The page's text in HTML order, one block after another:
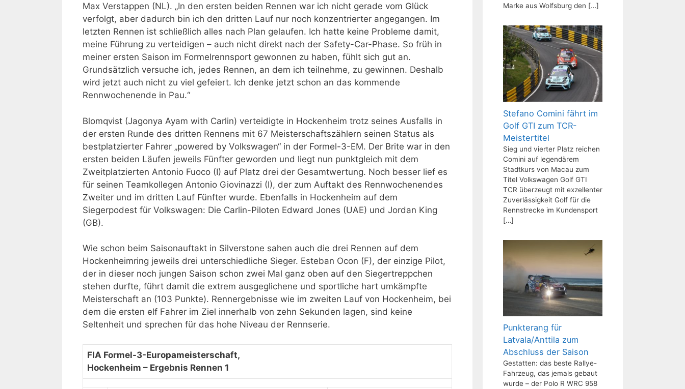
Max Verstappen (NL). „In den ersten beiden Rennen war ich nicht gerade vom Glück
verfolgt, aber dadurch bin ich den dritten Lauf nur noch konzentrierter angegangen. Im
letzten Rennen ist schließlich alles nach Plan gelaufen. Ich hatte keine Probleme damit,
meine Führung zu verteidigen – auch nicht direkt nach der Safety-Car-Phase. So früh in
meiner ersten Saison im Formelrennsport gewonnen zu haben, fühlt sich gut an.
Grundsätzlich versuche ich, jedes Rennen, an dem ich teilnehme, zu gewinnen. Deshalb
wird jetzt auch nicht zu viel gefeiert. Ich denke jetzt schon an das kommende
Rennwochenende in Pau.“
Blomqvist (Jagonya Ayam with Carlin) verteidigte in Hockenheim trotz seines Ausfalls in
der ersten Runde des dritten Rennens mit 67 Meisterschaftszählern seinen Status als
bestplatzierter Fahrer „powered by Volkswagen“ in der Formel-3-EM. Der Brite war in den
ersten beiden Läufen jeweils Fünfter geworden und liegt nun punktgleich mit dem
Zweitplatzierten Antonio Fuoco (I) auf Platz drei der Gesamtwertung. Noch besser lief es
für seinen Teamkollegen Antonio Giovinazzi (I), der zum Auftakt des Rennwochenendes
Zweiter und im dritten Lauf Fünfter wurde. Ebenfalls in Hockenheim auf dem
Siegerpodest für Volkswagen: Die Carlin-Piloten Edward Jones (UAE) und Jordan King
(GB).
Wie schon beim Saisonauftakt in Silverstone sahen auch die drei Rennen auf dem
Hockenheimring jeweils drei unterschiedliche Sieger. Esteban Ocon (F), der einzige Pilot,
der in dieser noch jungen Saison schon zwei Mal ganz oben auf den Siegertreppchen
stehen durfte, führt damit die extrem ausgeglichene und sportliche hart umkämpfte
Meisterschaft an (103 Punkte). Rennergebnisse wie im zweiten Lauf von Hockenheim, bei
dem die ersten elf Fahrer im Ziel innerhalb von zehn Sekunden lagen, sind keine
Seltenheit und sprechen für das hohe Niveau der Rennserie.
FIA Formel-3-Europameisterschaft,
Hockenheim – Ergebnis Rennen 1
Marke aus Wolfsburg den […]
Stefano Comini fährt im
Golf GTI zum TCR-
Meistertitel
Sieg und vierter Platz reichen
Comini auf legendärem
Stadtkurs von Macau zum
Titel Volkswagen Golf GTI
TCR überzeugt mit exzellenter
Zuverlässigkeit Golf für die
Rennstrecke im Kundensport
[…]
Punkterang für
Latvala/Anttila zum
Abschluss der Saison
Gestatten: das beste Rallye-
Fahrzeug, das jemals gebaut
wurde – der Polo R WRC 958